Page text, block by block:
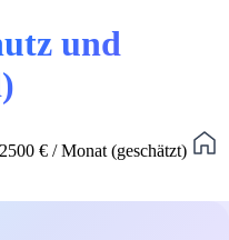
und
€ / Monat (geschätzt)